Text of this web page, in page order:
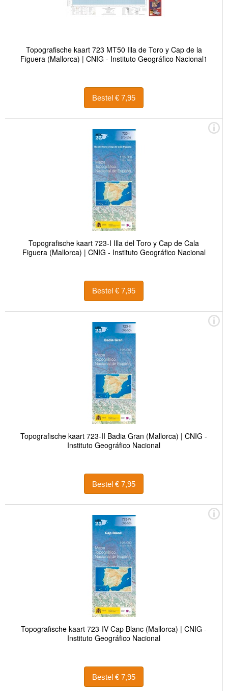
Topografische kaart 723 MT50 Illa de Toro y Cap de la
Figuera (Mallorca) | CNIG - Instituto Geográfico Nacional1
Bestel € 7,95
Topografische kaart 723-I Illa del Toro y Cap de Cala
Figuera (Mallorca) | CNIG - Instituto Geográfico Nacional
Bestel € 7,95
Topografische kaart 723-II Badia Gran (Mallorca) | CNIG -
Instituto Geográfico Nacional
Bestel € 7,95
Topografische kaart 723-IV Cap Blanc (Mallorca) | CNIG -
Instituto Geográfico Nacional
Bestel € 7,95